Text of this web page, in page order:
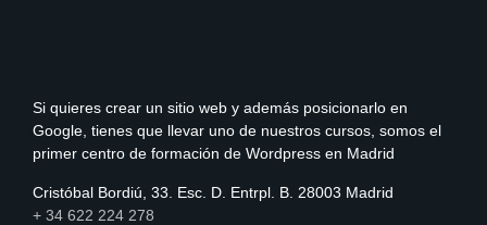
Si quieres crear un sitio web y además posicionarlo en
Google, tienes que llevar uno de nuestros cursos, somos el
primer centro de formación de Wordpress en Madrid
Cristóbal Bordiú, 33. Esc. D. Entrpl. B. 28003 Madrid
+ 34 622 224 278